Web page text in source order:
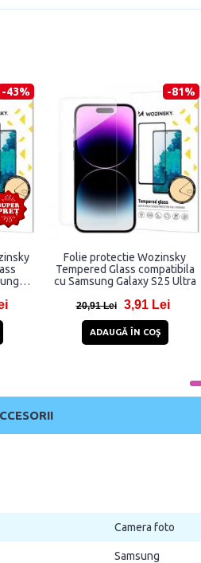
-43% -81%
Folie protectie Wozinsky
Tempered Glass compatibila
cu Samsung Galaxy S25 Ultra
20,91 Lei 3,91 Lei
ADAUGĂ ÎN COŞ
Camera foto
Samsung